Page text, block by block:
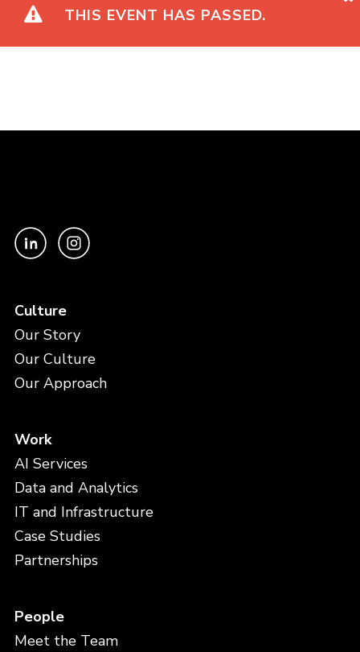
THIS EVENT HAS PASSED.
Culture
Our Story
Our Culture
Our Approach
Work
AI Services
Data and Analytics
IT and Infrastructure
Case Studies
Partnerships
People
Meet the Team